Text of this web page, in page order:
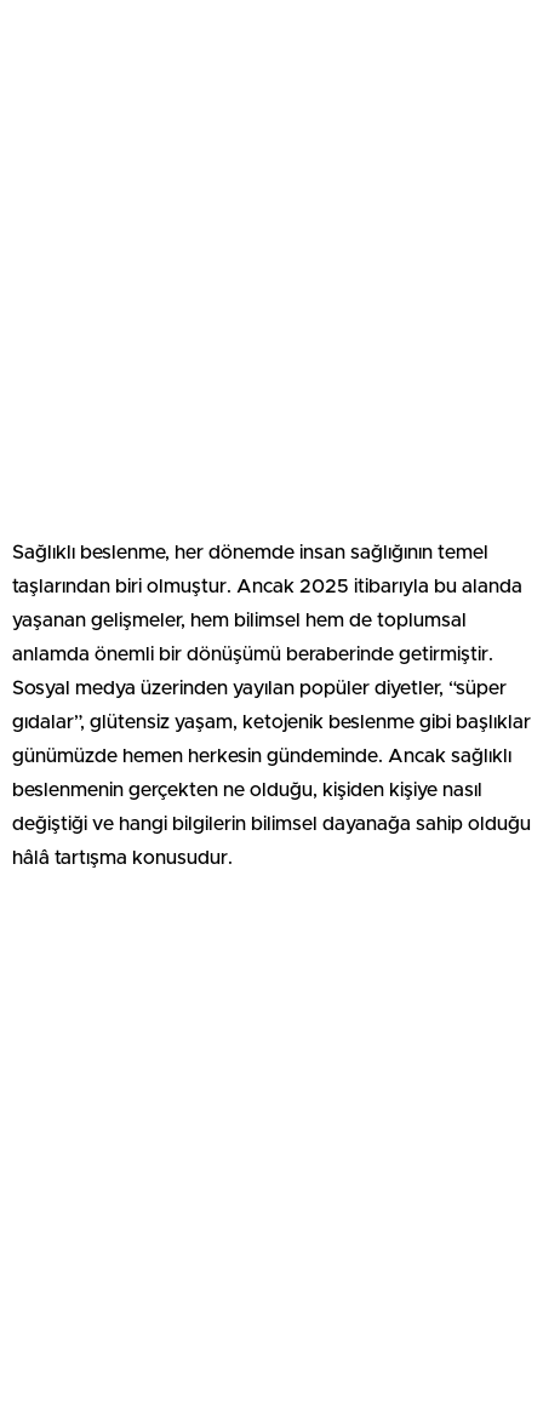
Sağlıklı beslenme, her dönemde insan sağlığının temel
taşlarından biri olmuştur. Ancak 2025 itibarıyla bu alanda
yaşanan gelişmeler, hem bilimsel hem de toplumsal
anlamda önemli bir dönüşümü beraberinde getirmiştir.
Sosyal medya üzerinden yayılan popüler diyetler, “süper
gıdalar”, glütensiz yaşam, ketojenik beslenme gibi başlıklar
günümüzde hemen herkesin gündeminde. Ancak sağlıklı
beslenmenin gerçekten ne olduğu, kişiden kişiye nasıl
değiştiği ve hangi bilgilerin bilimsel dayanağa sahip olduğu
hâlâ tartışma konusudur.